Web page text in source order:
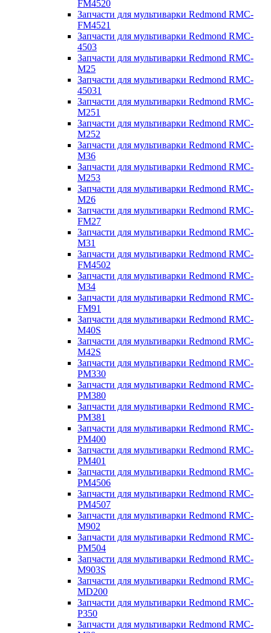
FM4520
Запчасти для мультиварки Redmond RMC-
FM4521
Запчасти для мультиварки Redmond RMC-
4503
Запчасти для мультиварки Redmond RMC-
M25
Запчасти для мультиварки Redmond RMC-
45031
Запчасти для мультиварки Redmond RMC-
M251
Запчасти для мультиварки Redmond RMC-
M252
Запчасти для мультиварки Redmond RMC-
M36
Запчасти для мультиварки Redmond RMC-
M253
Запчасти для мультиварки Redmond RMC-
M26
Запчасти для мультиварки Redmond RMC-
FM27
Запчасти для мультиварки Redmond RMC-
M31
Запчасти для мультиварки Redmond RMC-
FM4502
Запчасти для мультиварки Redmond RMC-
M34
Запчасти для мультиварки Redmond RMC-
FM91
Запчасти для мультиварки Redmond RMC-
M40S
Запчасти для мультиварки Redmond RMC-
M42S
Запчасти для мультиварки Redmond RMC-
PM330
Запчасти для мультиварки Redmond RMC-
PM380
Запчасти для мультиварки Redmond RMC-
PM381
Запчасти для мультиварки Redmond RMC-
PM400
Запчасти для мультиварки Redmond RMC-
PM401
Запчасти для мультиварки Redmond RMC-
PM4506
Запчасти для мультиварки Redmond RMC-
PM4507
Запчасти для мультиварки Redmond RMC-
M902
Запчасти для мультиварки Redmond RMC-
PM504
Запчасти для мультиварки Redmond RMC-
M903S
Запчасти для мультиварки Redmond RMC-
MD200
Запчасти для мультиварки Redmond RMC-
P350
Запчасти для мультиварки Redmond RMC-